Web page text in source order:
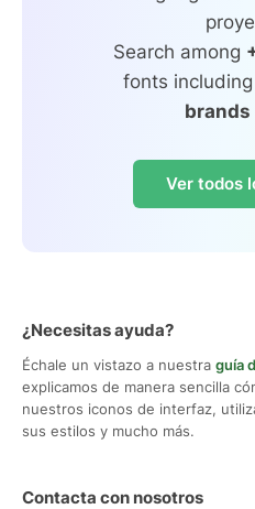
Search among
fonts
brands
Ver todos
¿Necesitas ayuda?
Échale un vistazo a nuestra guía
explicamos de manera sencilla
nuestros iconos de interfaz,
sus estilos y mucho más.
Contacta con nosotros